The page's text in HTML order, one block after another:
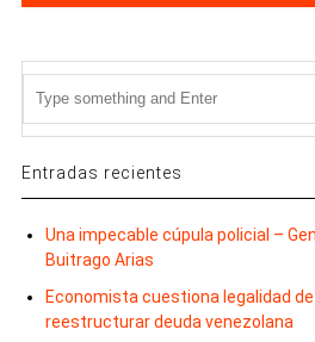
Entradas recientes
Una impecable cúpula policial –
Buitrago Arias
Economista cuestiona legalidad
reestructurar deuda venezolana